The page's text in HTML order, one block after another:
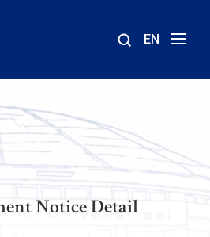
EN
Notice Detail